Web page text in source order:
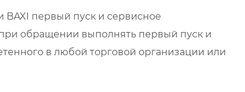
первый пуск и сервисное
обращении выполнять первый пуск и
в любой торговой организации или